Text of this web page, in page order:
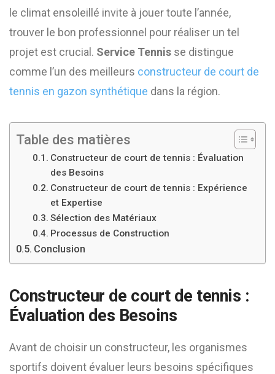
le climat ensoleillé invite à jouer toute l’année,
trouver le bon professionnel pour réaliser un tel
projet est crucial. Service Tennis se distingue
comme l’un des meilleurs constructeur de court de
tennis en gazon synthétique dans la région.
Table des matières
Constructeur de court de tennis : Évaluation
des Besoins
Constructeur de court de tennis : Expérience
et Expertise
Sélection des Matériaux
Processus de Construction
Conclusion
Constructeur de court de tennis :
Évaluation des Besoins
Avant de choisir un constructeur, les organismes
sportifs doivent évaluer leurs besoins spécifiques